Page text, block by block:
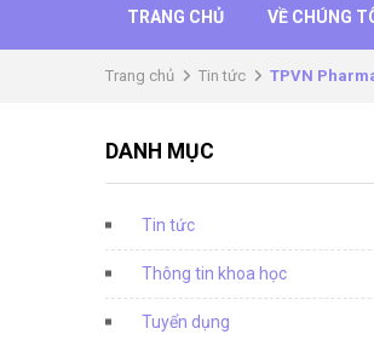
TRANG CHỦ VỀ CHÚNG
Trang chủ Tin tức TPVN
DANH MỤC
Tin tức
Thông tin khoa học
Tuyển dụng